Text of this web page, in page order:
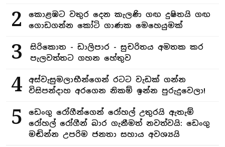
2
කොළඹට වතුර දෙන කැලණි ගඟ දුෂිතයි ගඟ
ගොඩගන්න කෝටි ගාණක මෙහෙයුමක්
3
සිරිකොත - ඩාලිපාර - සුචරිතය අමතක කර
පැලවත්තට ගහන හේතුව
4
අස්වැසුමලාභීන්ගෙන් රටට වැඩක් ගන්න
විසිපන්දාහ අරගෙන නිකම් ඉන්න පුරුදුවෙලා!
5
ඩෙංගු රෝගීන්ගෙන් රෝහල් උතුරයි ඇතැම්
රෝහල් රෝගීන් බාර ගැනීමත් නවත්වයි: ඩෙංගු
මඬින්න උපරිම ජනතා සහාය අවශ්‍යයි